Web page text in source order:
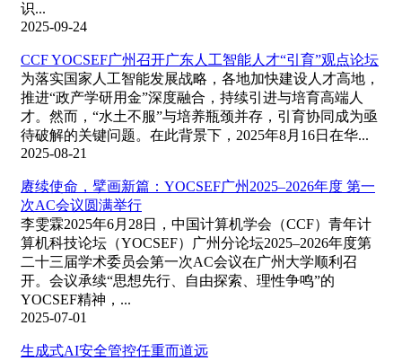
识...
2025-09-24
CCF YOCSEF广州召开广东人工智能人才“引育”观点论坛
为落实国家人工智能发展战略，各地加快建设人才高地，
推进“政产学研用金”深度融合，持续引进与培育高端人
才。然而，“水土不服”与培养瓶颈并存，引育协同成为亟
待破解的关键问题。在此背景下，2025年8月16日在华...
2025-08-21
赓续使命，擘画新篇：YOCSEF广州2025–2026年度 第一
次AC会议圆满举行
李雯霖2025年6月28日，中国计算机学会（CCF）青年计
算机科技论坛（YOCSEF）广州分论坛2025–2026年度第
二十三届学术委员会第一次AC会议在广州大学顺利召
开。会议承续“思想先行、自由探索、理性争鸣”的
YOCSEF精神，...
2025-07-01
生成式AI安全管控任重而道远